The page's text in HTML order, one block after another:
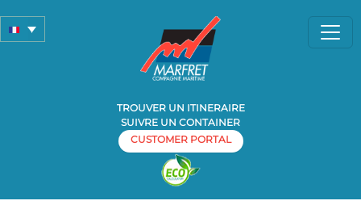
TROUVER UN ITINERAIRE
SUIVRE UN CONTAINER
CUSTOMER PORTAL
» Marfret expose à Breakbulk Europe